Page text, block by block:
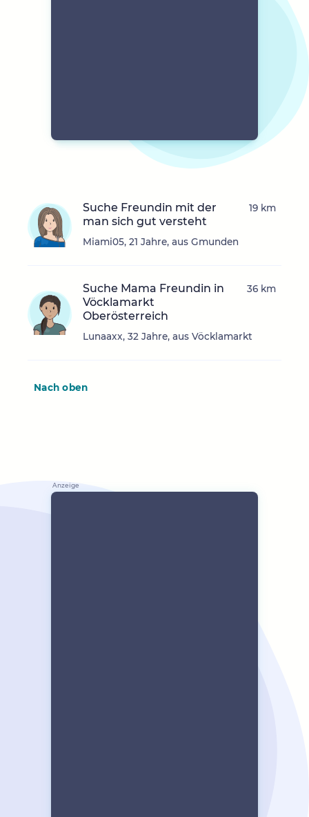
Suche Freundin mit der
man sich gut versteht
Miami05, 21 Jahre, aus Gmunden
19 km
Suche Mama Freundin in
Vöcklamarkt
Oberösterreich
Lunaaxx, 32 Jahre, aus Vöcklamarkt
36 km
Nach oben